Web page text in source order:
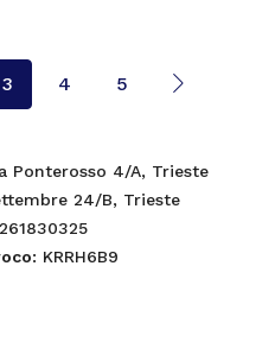
3 4 5
Ponterosso 4/A, Trieste
24/B, Trieste
: KRRH6B9